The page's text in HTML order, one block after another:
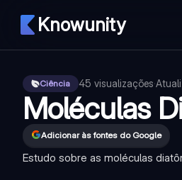
Knowunity
Ciência 45 visualizações·
Moléculas
Adicionar às fontes do Google
Estudo sobre as moléculas